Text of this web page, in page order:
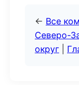
← Все
Северо-
округ